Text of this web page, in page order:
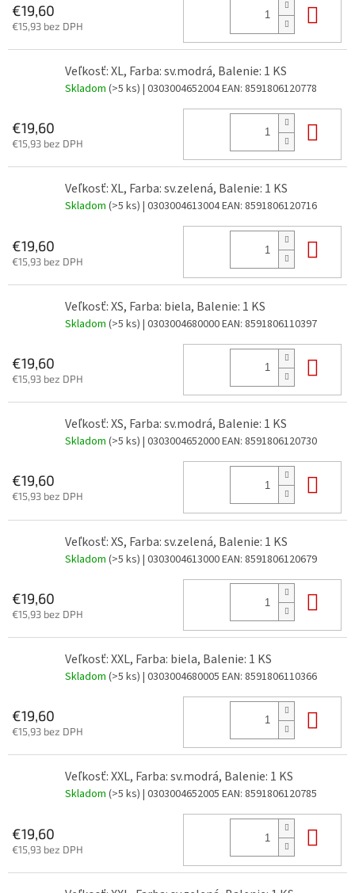
€19,60
€15,93 bez DPH
Veľkosť: XL, Farba: sv.modrá, Balenie: 1 KS
Skladom (>5 ks) | 0303004652004EAN: 8591806120778
€19,60
€15,93 bez DPH
Veľkosť: XL, Farba: sv.zelená, Balenie: 1 KS
Skladom (>5 ks) | 0303004613004EAN: 8591806120716
€19,60
€15,93 bez DPH
Veľkosť: XS, Farba: biela, Balenie: 1 KS
Skladom (>5 ks) | 0303004680000EAN: 8591806110397
€19,60
€15,93 bez DPH
Veľkosť: XS, Farba: sv.modrá, Balenie: 1 KS
Skladom (>5 ks) | 0303004652000EAN: 8591806120730
€19,60
€15,93 bez DPH
Veľkosť: XS, Farba: sv.zelená, Balenie: 1 KS
Skladom (>5 ks) | 0303004613000EAN: 8591806120679
€19,60
€15,93 bez DPH
Veľkosť: XXL, Farba: biela, Balenie: 1 KS
Skladom (>5 ks) | 0303004680005 EAN: 8591806110366
€19,60
€15,93 bez DPH
Veľkosť: XXL, Farba: sv.modrá, Balenie: 1 KS
Skladom (>5 ks) | 0303004652005 EAN: 8591806120785
€19,60
€15,93 bez DPH